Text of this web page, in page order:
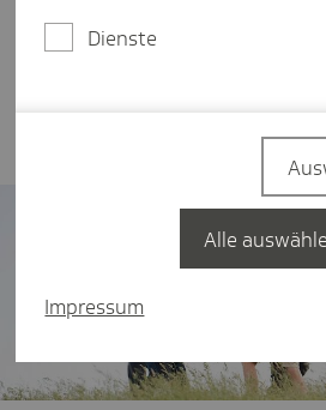
Von der kassenindividuellen
Dienste
Impressum
Alle